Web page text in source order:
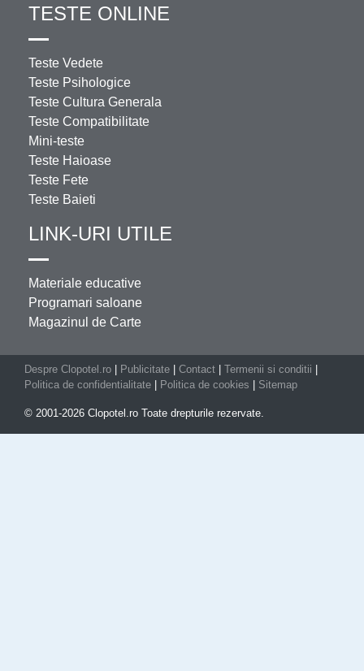
TESTE ONLINE
Teste Vedete
Teste Psihologice
Teste Cultura Generala
Teste Compatibilitate
Mini-teste
Teste Haioase
Teste Fete
Teste Baieti
LINK-URI UTILE
Materiale educative
Programari saloane
Magazinul de Carte
Despre Clopotel.ro Publicitate Contact Termenii si conditii
Politica de confidentialitate
Politica de cookies Sitemap
© 2001-2026 Clopotel.ro Toate drepturile rezervate.